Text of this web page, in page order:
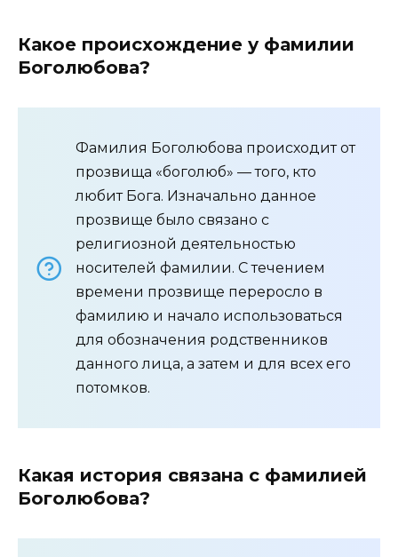
Какое происхождение у фамилии
Боголюбова?
Фамилия Боголюбова происходит от
прозвища «боголюб» — того, кто
любит Бога. Изначально данное
прозвище было связано с
религиозной деятельностью
носителей фамилии. С течением
времени прозвище переросло в
фамилию и начало использоваться
для обозначения родственников
данного лица, а затем и для всех его
потомков.
Какая история связана с фамилией
Боголюбова?